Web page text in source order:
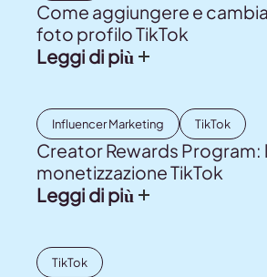
Come aggiungere e
foto profilo TikTok
Leggi di più
Influencer Marketing TikTok
Creator Rewards Program:
monetizzazione TikTok
Leggi di più
TikTok